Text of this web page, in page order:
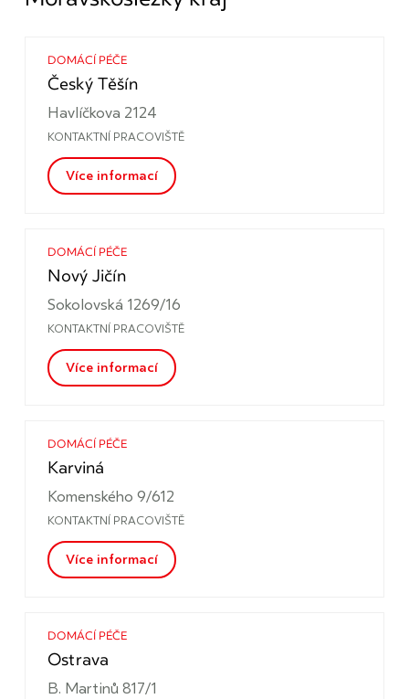
DOMÁCÍ PÉČE
Český Těšín
Havlíčkova 2124
KONTAKTNÍ PRACOVIŠTĚ
Více informací
DOMÁCÍ PÉČE
Nový Jičín
Sokolovská 1269/16
KONTAKTNÍ PRACOVIŠTĚ
Více informací
DOMÁCÍ PÉČE
Karviná
Komenského 9/612
KONTAKTNÍ PRACOVIŠTĚ
Více informací
DOMÁCÍ PÉČE
Ostrava
B. Martinů 817/1